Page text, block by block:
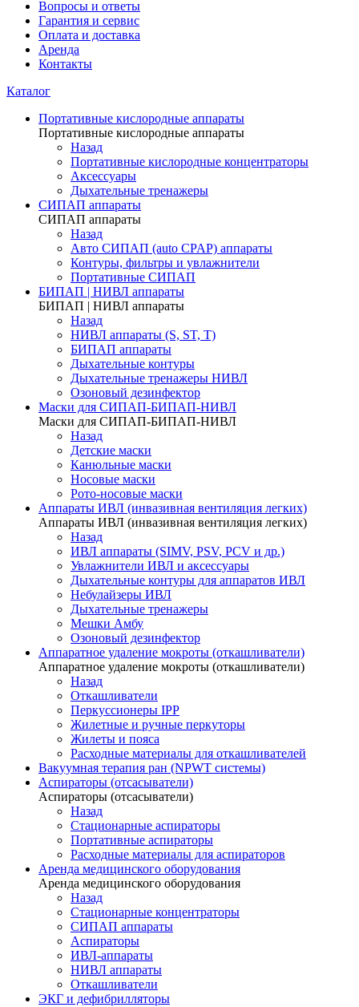
Вопросы и ответы
Гарантия и сервис
Оплата и доставка
Аренда
Контакты
Каталог
Портативные кислородные аппараты
Портативные кислородные аппараты
Назад
Портативные кислородные концентраторы
Аксессуары
Дыхательные тренажеры
СИПАП аппараты
СИПАП аппараты
Назад
Aвто СИПАП (auto CPAP) аппараты
Контуры, фильтры и увлажнители
Портативные СИПАП
БИПАП | НИВЛ аппараты
БИПАП | НИВЛ аппараты
Назад
НИВЛ аппараты (S, ST, T)
БИПАП аппараты
Дыхательные контуры
Дыхательные тренажеры НИВЛ
Озоновый дезинфектор
Маски для СИПАП-БИПАП-НИВЛ
Маски для СИПАП-БИПАП-НИВЛ
Назад
Детские маски
Канюльные маски
Носовые маски
Рото-носовые маски
Аппараты ИВЛ (инвазивная вентиляция легких)
Аппараты ИВЛ (инвазивная вентиляция легких)
Назад
ИВЛ аппараты (SIMV, PSV, PCV и др.)
Увлажнители ИВЛ и аксессуары
Дыхательные контуры для аппаратов ИВЛ
Небулайзеры ИВЛ
Дыхательные тренажеры
Мешки Амбу
Озоновый дезинфектор
Аппаратное удаление мокроты (откашливатели)
Аппаратное удаление мокроты (откашливатели)
Назад
Откашливатели
Перкуссионеры IPP
Жилетные и ручные перкуторы
Жилеты и пояса
Расходные материалы для откашливателей
Вакуумная терапия ран (NPWT системы)
Аспираторы (отсасыватели)
Аспираторы (отсасыватели)
Назад
Стационарные аспираторы
Портативные аспираторы
Расходные материалы для аспираторов
Аренда медицинского оборудования
Аренда медицинского оборудования
Назад
Стационарные концентраторы
СИПАП аппараты
Аспираторы
ИВЛ-аппараты
НИВЛ аппараты
Откашливатели
ЭКГ и дефибрилляторы